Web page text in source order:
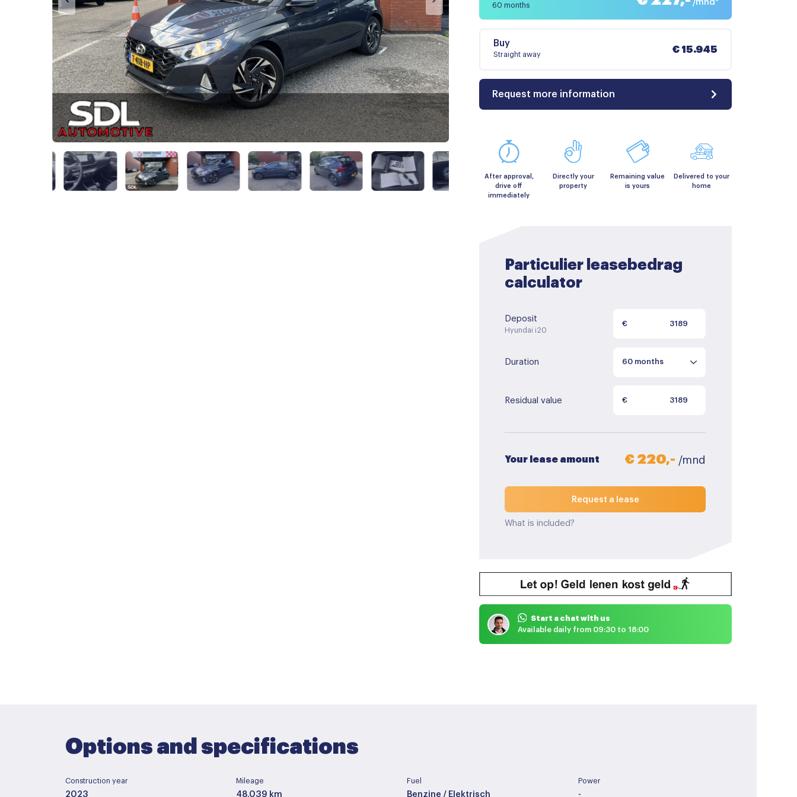
60 months /mnd*
Buy
Straight away
€ 15.945
Request more information
After approval,
drive off
immediately
Directly your
property
Remaining value
is yours
Delivered to your
home
Particulier leasebedrag
calculator
Deposit
Hyundai i20
€
Duration
Residual value €
Your lease amount € 220,- /mnd
Request a lease
What is included?
Start a chat with us
Available daily from 09:30 to 18:00
Options and specifications
Construction year
2023
Mileage
48.039 km
Fuel
Benzine / Elektrisch
Power
-